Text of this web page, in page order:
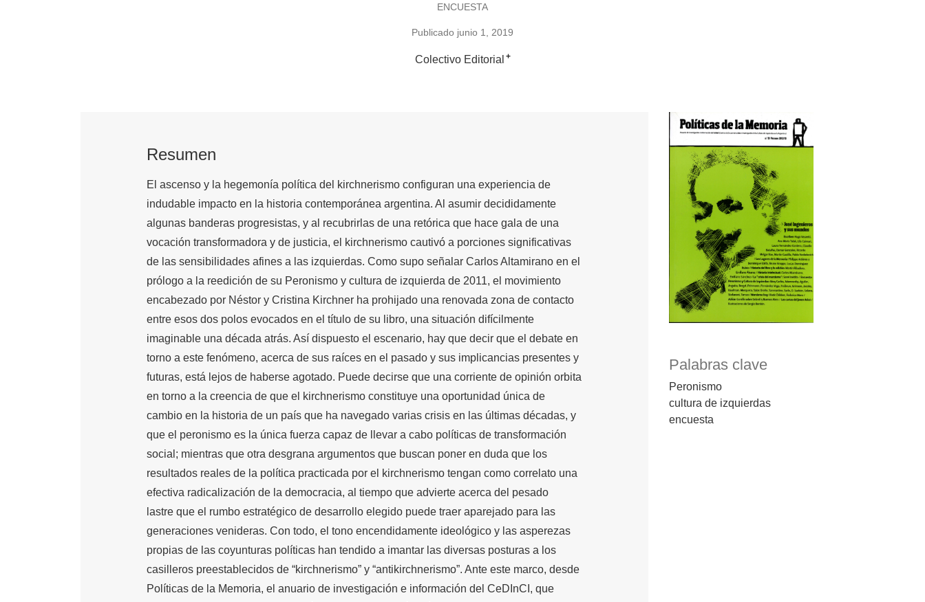
ENCUESTA
Publicado junio 1, 2019
Colectivo Editorial +
Palabras clave
Peronismo
cultura de izquierdas
encuesta
Resumen
El ascenso y la hegemonía política del kirchnerismo configuran una experiencia de
indudable impacto en la historia contemporánea argentina. Al asumir decididamente
algunas banderas progresistas, y al recubrirlas de una retórica que hace gala de una
vocación transformadora y de justicia, el kirchnerismo cautivó a porciones significativas
de las sensibilidades afines a las izquierdas. Como supo señalar Carlos Altamirano en el
prólogo a la reedición de su Peronismo y cultura de izquierda de 2011, el movimiento
encabezado por Néstor y Cristina Kirchner ha prohijado una renovada zona de contacto
entre esos dos polos evocados en el título de su libro, una situación difícilmente
imaginable una década atrás. Así dispuesto el escenario, hay que decir que el debate en
torno a este fenómeno, acerca de sus raíces en el pasado y sus implicancias presentes y
futuras, está lejos de haberse agotado. Puede decirse que una corriente de opinión orbita
en torno a la creencia de que el kirchnerismo constituye una oportunidad única de
cambio en la historia de un país que ha navegado varias crisis en las últimas décadas, y
que el peronismo es la única fuerza capaz de llevar a cabo políticas de transformación
social; mientras que otra desgrana argumentos que buscan poner en duda que los
resultados reales de la política practicada por el kirchnerismo tengan como correlato una
efectiva radicalización de la democracia, al tiempo que advierte acerca del pesado
lastre que el rumbo estratégico de desarrollo elegido puede traer aparejado para las
generaciones venideras. Con todo, el tono encendidamente ideológico y las asperezas
propias de las coyunturas políticas han tendido a imantar las diversas posturas a los
casilleros preestablecidos de “kirchnerismo” y “antikirchnerismo”. Ante este marco, desde
Políticas de la Memoria, el anuario de investigación e información del CeDInCI, que